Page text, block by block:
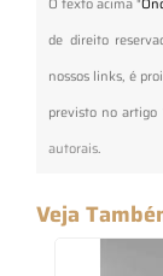
de direito
nossos links, é
previsto no artigo
autorais.
Veja